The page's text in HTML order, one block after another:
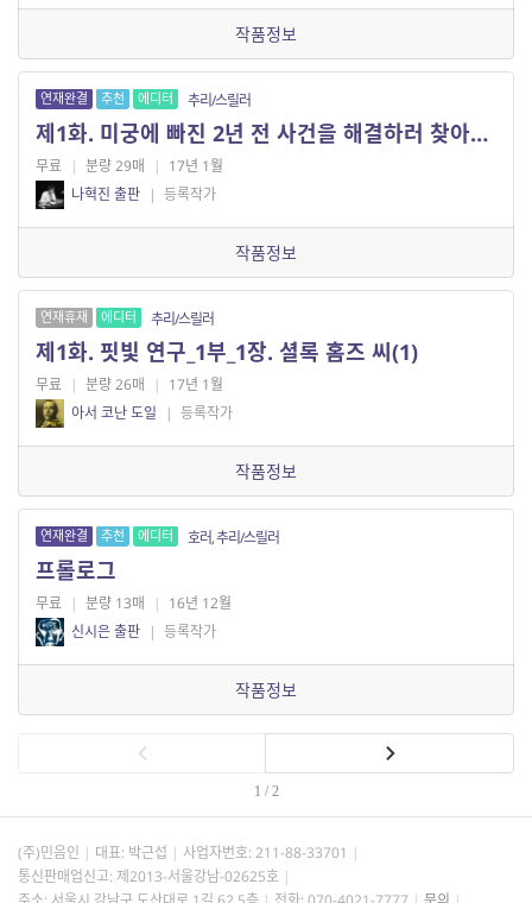
작품정보
연재완결 추천 에디터 추리/스릴러
제1화. 미궁에 빠진 2년 전 사건을 해결하러 찾아온 탐정 강마로입니다
무료 | 분량 29매 | 17년 1월
나혁진 출판 | 등록작가
작품정보
연재휴재 에디터 추리/스릴러
제1화. 핏빛 연구_1부_1장. 셜록 홈즈 씨(1)
무료 | 분량 26매 | 17년 1월
아서 코난 도일
| 등록작가
작품정보
연재완결 추천 에디터 호러, 추리/스릴러
프롤로그
무료 | 분량 13매 | 16년 12월
신시은 출판 | 등록작가
작품정보
1 / 2
(주)민음인 대표: 박근섭 사업자번호: 211-88-33701
통신판매업신고: 제2013-서울강남-02625호